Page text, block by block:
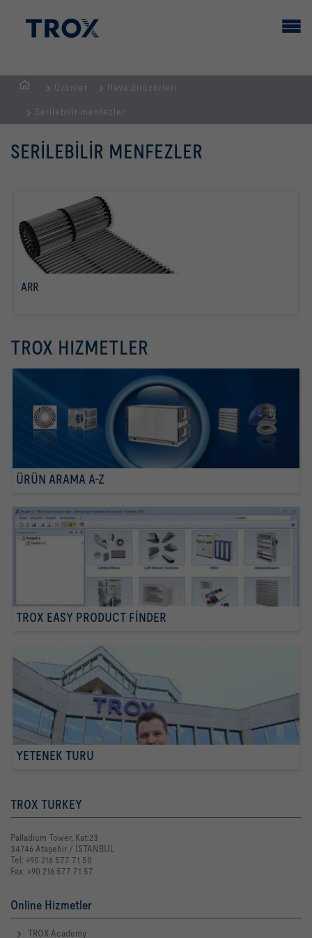
SAYFASI
Ürünler Hava difüzörleri
Serilebilir menfezler
SERILEBILIR MENFEZLER
ARR
TROX HIZMETLER
ÜRÜN ARAMA A-Z
TROX EASY PRODUCT FINDER
YETENEK TURU
TROX TURKEY
Palladium Tower, Kat:23
34746 Ataşehir / İSTANBUL
Tel: +90 216 577 71 50
Fax: +90 216 577 71 57
Online Hizmetler
TROX Academy